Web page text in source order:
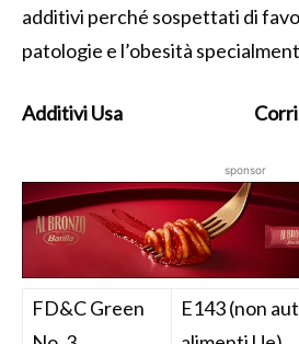
additivi perché sospettati di
patologie e l’obesità
Additivi Usa
sponsor
FD&C Green
E143 (non